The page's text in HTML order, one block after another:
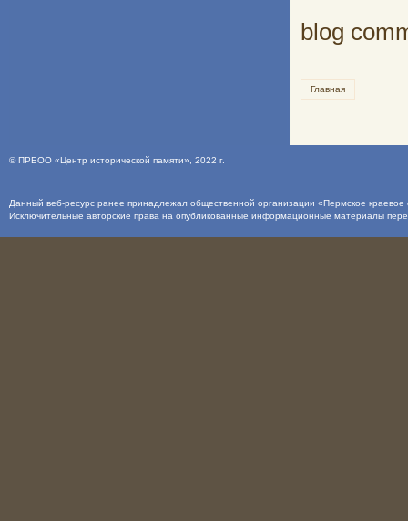
blog
Главная
©ПРБОО «Центр исторической памяти» , 2022 г.
Данный веб-ресурс ранее принадлежал общественной организации «Пермское
Исключительные авторские права на опубликованные информационные материалы